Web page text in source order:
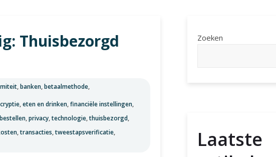
Thuisbezorgd
,banken,betaalmethode,
,eten en drinken,financiële instellingen,
,privacy,technologie,thuisbezorgd,
,transacties,tweestapsverificatie,
Zoeken
Laatste